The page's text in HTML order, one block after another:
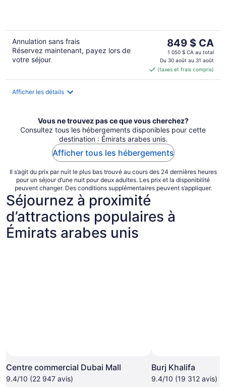
Annulation sans frais
Réservez maintenant, payez lors de
votre séjour
Le
prix
est
de 849 $ CA
par
849 $ CA
1 050 $ CA au total
Du 30 août au 31 août
(taxes et frais compris)
Afficher les détails
Vous ne trouvez pas ce que vous cherchez?
Consultez tous les hébergements disponibles pour cette
destination : Émirats arabes unis.
Afficher tous les hébergements
Il s’agit du prix par nuit le plus bas trouvé au cours des 24 dernières heures
pour un séjour d’une nuit pour deux adultes. Les prix et la disponibilité
peuvent changer. Des conditions supplémentaires peuvent s’appliquer.
Séjournez à proximité
d’attractions populaires à
Émirats arabes unis
Centre commercial Dubai Mall
9.4/10 (22 947 avis)
Burj Khalifa
9.4/10 (19 312 avis)